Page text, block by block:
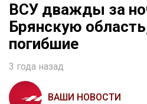
ВСУ дважды за
Брянскую
погибшие
3 года назад
ВАШИ НОВОСТИ